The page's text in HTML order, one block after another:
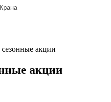
Крана
сезонные акции
акции